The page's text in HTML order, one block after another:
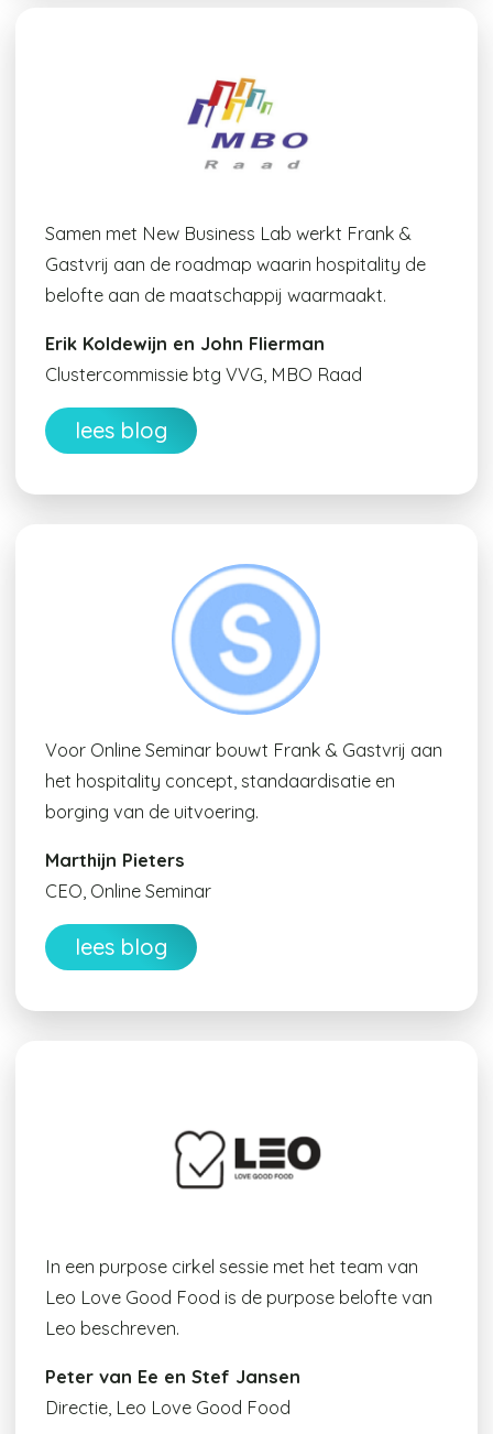
Samen met New Business Lab werkt Frank &
Gastvrij aan de roadmap waarin hospitality de
belofte aan de maatschappij waarmaakt.
Erik Koldewijn en John Flierman
Clustercommissie btg VVG, MBO Raad
lees blog
Voor Online Seminar bouwt Frank & Gastvrij aan
het hospitality concept, standaardisatie en
borging van de uitvoering.
Marthijn Pieters
CEO, Online Seminar
lees blog
In een purpose cirkel sessie met het team van
Leo Love Good Food is de purpose belofte van
Leo beschreven.
Peter van Ee en Stef Jansen
Directie, Leo Love Good Food